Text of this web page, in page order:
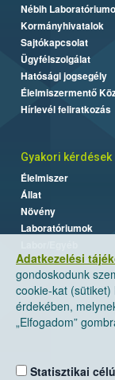
Adatkezelési
gondoskodunk
cookie-kat
érdekében,
„Elfogadom”
Statisztikai
Nébih
Kormányhivatalok
Sajtókapcsolat
Ügyfélszolgálat
Hatósági jogsegély
Élelmiszermentő
Hírlevél feliratkozás
Gyakori kérdések
Élelmiszer
Állat
Növény
Laboratóriumok